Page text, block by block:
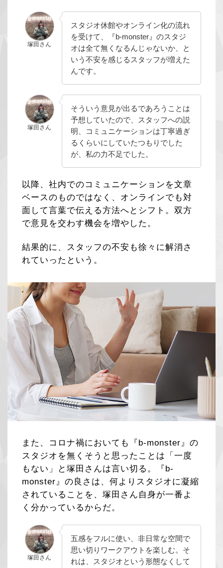
塚田さん
スタジオ休館やオンライン化の流れ
を受けて、『b-monster』のスタジ
オは全て無くなるんじゃないか、と
いう不安を感じるスタッフが増えた
んです。
塚田さん
そういう意見が出るであろうことは
予想していたので、スタッフへの説
明、コミュニケーションは丁寧過ぎ
るくらいにしていたつもりでした
が、私の力不足でした。
以降、社内でのコミュニケーションを文章
ベースのものではなく、オンラインでも対
面して言葉で伝える方法へとシフト。双方
で意見を交わす機会を増やした。
結果的に、スタッフの不安も徐々に解消さ
れていったという。
また、コロナ禍においても『b-monster』の
スタジオを無くそうと思ったことは「一度
もない」と塚田さんは言い切る。『b-
monster』の良さは、何よりスタジオに凝縮
されていることを、塚田さん自身が一番よ
く分かっているからだ。
塚田さん
五感をフルに使い、非日常な空間で
思い切りワークアウトを楽しむ。そ
れは、スタジオという形態なくして